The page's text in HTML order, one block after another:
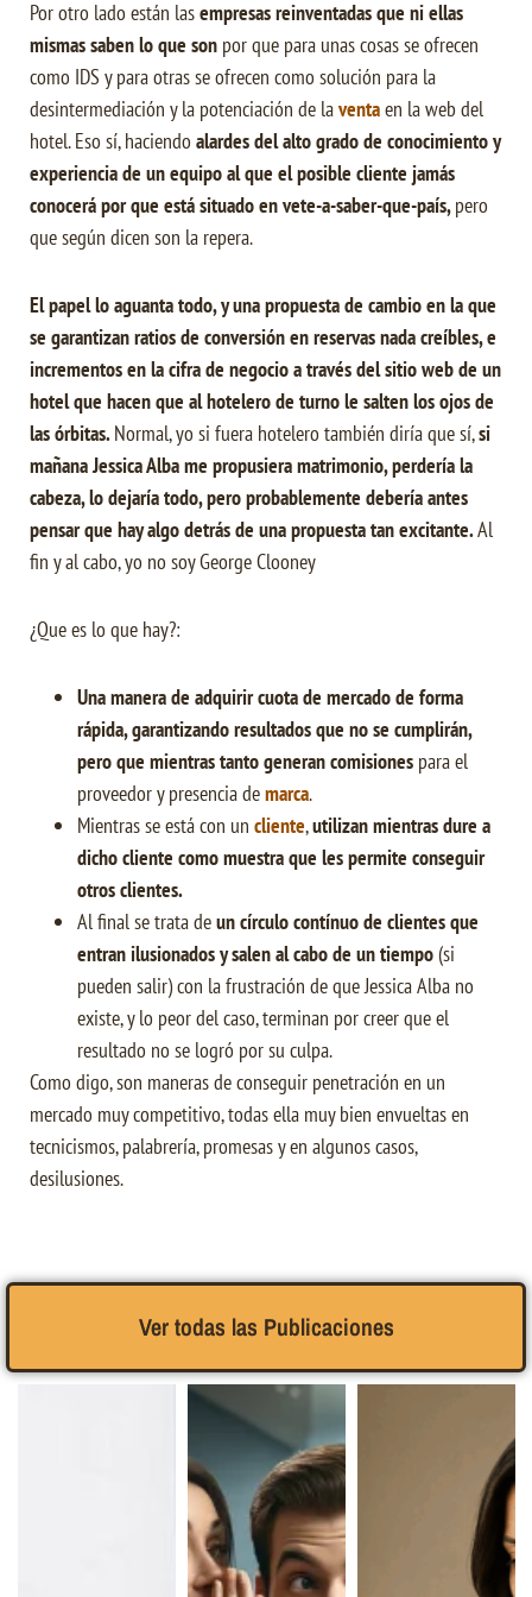
Por otro lado están lasempresas reinventadas que ni ellas
mismas saben lo que son por que para unas cosas se ofrecen
como IDS y para otras se ofrecen como solución para la
desintermediación y la potenciación de laventaen la web del
hotel. Eso sí, haciendo alardes del alto grado de conocimiento y
experiencia de un equipo al que el posible cliente jamás
conocerá por que está situado en vete-a-saber-que-país,pero
que según dicen son la repera.
El papel lo aguanta todo, y una propuesta de cambio en la que
se garantizan ratios de conversión en reservas nada creíbles, e
incrementos en la cifra de negocio a través del sitio web de un
hotel que hacen que al hotelero de turno le salten los ojos de
las órbitas.Normal, yo si fuera hotelero también diría que sí,si
mañana Jessica Alba me propusiera matrimonio, perdería la
cabeza, lo dejaría todo, pero probablemente debería antes
pensar que hay algo detrás de una propuesta tan excitante.Al
fin y al cabo, yo no soy George Clooney
¿Que es lo que hay?:
Una manera de adquirir cuota de mercado de forma
rápida, garantizando resultados que no se cumplirán,
pero que mientras tanto generan comisiones para el
proveedor y presencia demarca.
Mientras se está con un cliente,utilizan mientras dure a
dicho cliente como muestra que les permite conseguir
otros clientes.
Al final se trata deun círculo contínuo de clientes que
entran ilusionados y salen al cabo de un tiempo(si
pueden salir) con la frustración de que Jessica Alba no
existe, y lo peor del caso, terminan por creer que el
resultado no se logró por su culpa.
Como digo, son maneras de conseguir penetración en un
mercado muy competitivo, todas ella muy bien envueltas en
tecnicismos, palabrería, promesas y en algunos casos,
desilusiones.
Ver todas las Publicaciones